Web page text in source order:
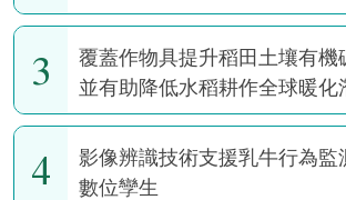
3
覆蓋作物具提升稻田土壤有機
並有助降低水稻耕作全球暖化
4
影像辨識技術支援乳牛行為監
數位孿生